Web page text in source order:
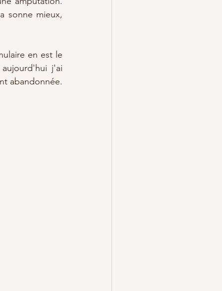
sonne mieux,
en est le
j'ai
abandonnée.